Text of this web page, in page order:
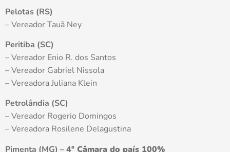
Pelotas (RS)
– Vereador Tauã Ney
Peritiba (SC)
– Vereador Enio R. dos Santos
– Vereador Gabriel Nissola
– Vereadora Juliana Klein
Petrolândia (SC)
– Vereador Rogerio Domingos
– Vereadora Rosilene Delagustina
Pimenta (MG) –4ª Câmara do país 100%